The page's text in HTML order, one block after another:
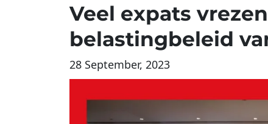
Veel expats
belastingbeleid
28 September, 2023